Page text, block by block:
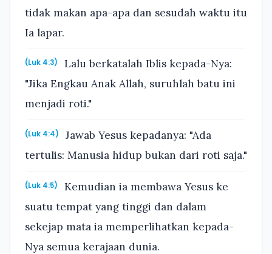
tidak makan apa-apa dan sesudah waktu itu
Ia lapar.
(Luk 4:3)
Lalu berkatalah Iblis kepada-Nya:
"Jika Engkau Anak Allah, suruhlah batu ini
menjadi roti."
(Luk 4:4)
Jawab Yesus kepadanya: "Ada
tertulis: Manusia hidup bukan dari roti saja."
(Luk 4:5)
Kemudian ia membawa Yesus ke
suatu tempat yang tinggi dan dalam
sekejap mata ia memperlihatkan kepada-
Nya semua kerajaan dunia.